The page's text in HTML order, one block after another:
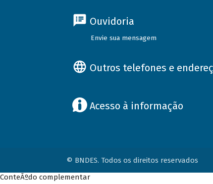
Ouvidoria
Envie sua mensagem
Outros telefones e
Acesso à informação
© BNDES. Todos os direitos reservados
ConteÃºdo complementar